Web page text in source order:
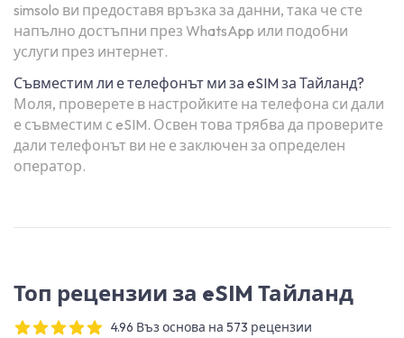
simsolo ви предоставя връзка за данни, така че сте
напълно достъпни през WhatsApp или подобни
услуги през интернет.
Съвместим ли е телефонът ми за eSIM за Тайланд?
Моля, проверете в настройките на телефона си дали
е съвместим с eSIM. Освен това трябва да проверите
дали телефонът ви не е заключен за определен
оператор.
Топ рецензии за eSIM Тайланд
4.96 Въз основа на 573 рецензии